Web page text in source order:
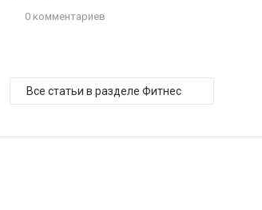
0 комментариев
Все статьи в разделе Фитнес